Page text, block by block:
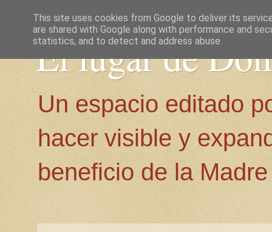
El lugar de
Un espacio editado
hacer visible y
beneficio de la
This site uses cookies from Google to deliver its
are shared with Google along with performance and
statistics, and to detect and address abuse.